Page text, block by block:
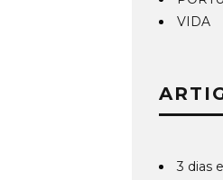
VIDA
3 dias